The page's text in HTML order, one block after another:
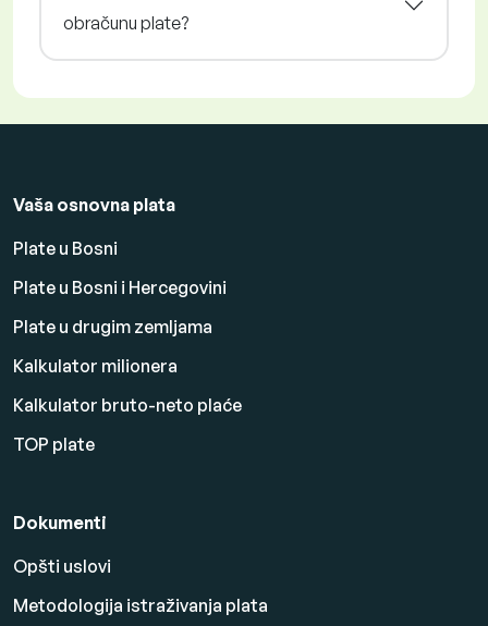
obračunu plate?
Vaša osnovna plata
Plate u Bosni
Plate u Bosni i Hercegovini
Plate u drugim zemljama
Kalkulator milionera
Kalkulator bruto-neto plaće
TOP plate
Dokumenti
Opšti uslovi
Metodologija istraživanja plata